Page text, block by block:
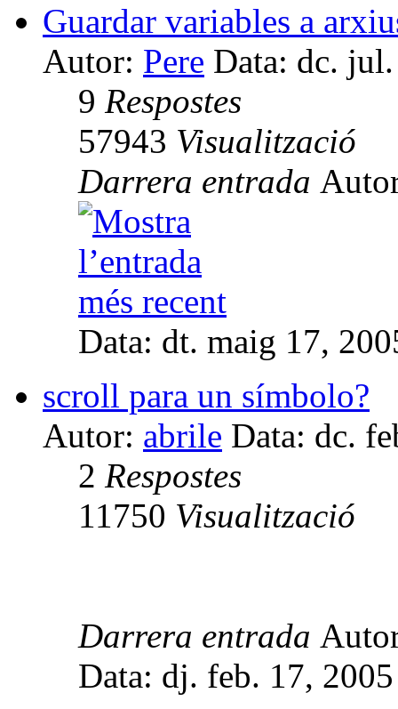
Guardar variables a
Autor: Pere Data: dc.
9 Respostes
57943 Visualització
Darrera entrada
Data: dt. maig 17,
scroll para un símbolo?
Autor: abrile Data: dc.
2 Respostes
11750 Visualització
Darrera entrada
Data: dj. feb. 17,